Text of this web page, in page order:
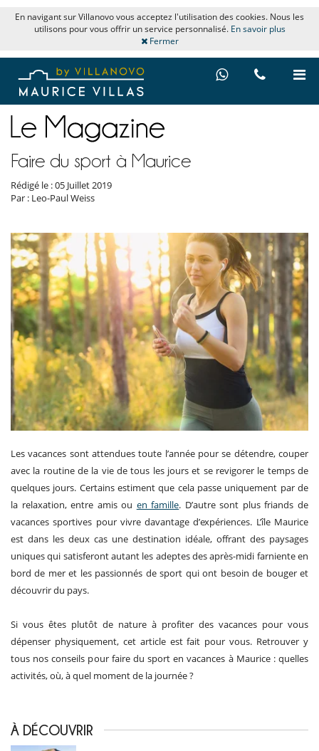
En navigant sur Villanovo vous acceptez l'utilisation des cookies. Nous les
utilisons pour vous offrir un service personnalisé. En savoir plus
Fermer
Faire du sport à Maurice
Rédigé le : 05 Juillet 2019
Par : Leo-Paul Weiss
Les vacances sont attendues toute l’année pour se détendre, couper
avec la routine de la vie de tous les jours et se revigorer le temps de
quelques jours. Certains estiment que cela passe uniquement par de
la relaxation, entre amis ou en famille. D’autre sont plus friands de
vacances sportives pour vivre davantage d’expériences. L’île Maurice
est dans les deux cas une destination idéale, offrant des paysages
uniques qui satisferont autant les adeptes des après-midi farniente en
bord de mer et les passionnés de sport qui ont besoin de bouger et
découvrir du pays.
Si vous êtes plutôt de nature à profiter des vacances pour vous
dépenser physiquement, cet article est fait pour vous. Retrouver y
tous nos conseils pour faire du sport en vacances à Maurice : quelles
activités, où, à quel moment de la journée ?
À DÉCOUVRIR